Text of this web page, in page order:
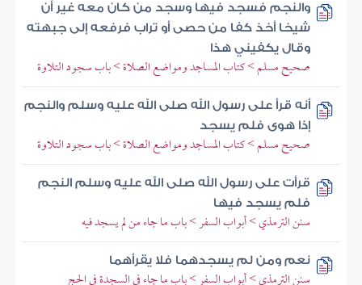
والنجم فسجد فيها وسجد من كان معه غير أن
شيخا أخذ كفا من حصى أو تراب فرفعه إلى جبهته
وقال يكفيني هذا
صحيح مسلم > كتاب المساجد ومواضع الصلاة > باب سجود التلاوة
أنه قرأ على رسول الله صلى الله عليه وسلم والنجم
إذا هوى فلم يسجد
صحيح مسلم > كتاب المساجد ومواضع الصلاة > باب سجود التلاوة
قرأت على رسول الله صلى الله عليه وسلم النجم
فلم يسجد فيها
سنن الترمذي > أبواب السفر > باب ما جاء من لم يسجد فيه
نعم ومن لم يسجدهما فلا يقرأهما